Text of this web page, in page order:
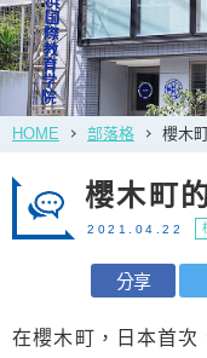
HOME 部落格 櫻木
櫻木町
2021.04.22
分享
在櫻木町，日本首次